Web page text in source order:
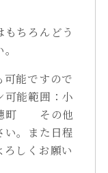
ちろんどう
能ですので
可能範囲：小
穂町 その他
い。また日程
しくお願い